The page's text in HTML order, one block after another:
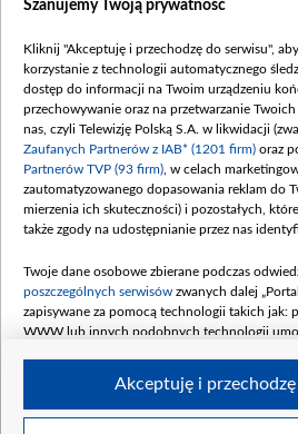
Dostępność
Procedura zgłoszeń
Szanujemy Twoją prywatność
Kliknij "Akceptuję i przechodzę do serwisu",
korzystanie z technologii automatycznego
dostęp do informacji na Twoim urządzeniu
przechowywanie oraz na przetwarzanie
nas, czyli Telewizję Polską S.A. w likwidacji
Zaufanych Partnerów z IAB* (1201 firm) oraz
Partnerów TVP (93 firm) , w celach
zautomatyzowanego dopasowania reklam do
mierzenia ich skuteczności) i pozostałych,
także zgody na udostępnianie przez nas
Twoje dane osobowe zbierane podczas
poszczególnych serwisów zwanych dalej
zapisywane za pomocą technologii takich jak:
WWW lub innych podobnych technologii
Akceptuję i